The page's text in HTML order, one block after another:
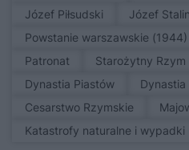
Józef Piłsudski
Józef Stalin
Powstanie warszawskie (1944)
patronat
Starożytny Rzym
Dynastia Piastów
Cesarstwo Rzymskie
Katastrofy naturalne i wypadki